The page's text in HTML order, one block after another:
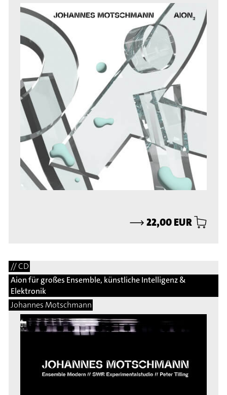
⟶22,00 EUR
// CD
Aion für großes Ensemble, künstliche Intelligenz &
Elektronik
Johannes Motschmann